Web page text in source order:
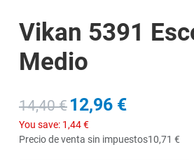
Vikan 5391
Medio
14,40 € 12,96 €
You save: 1,44 €
Precio de venta sin impuestos10,71 €